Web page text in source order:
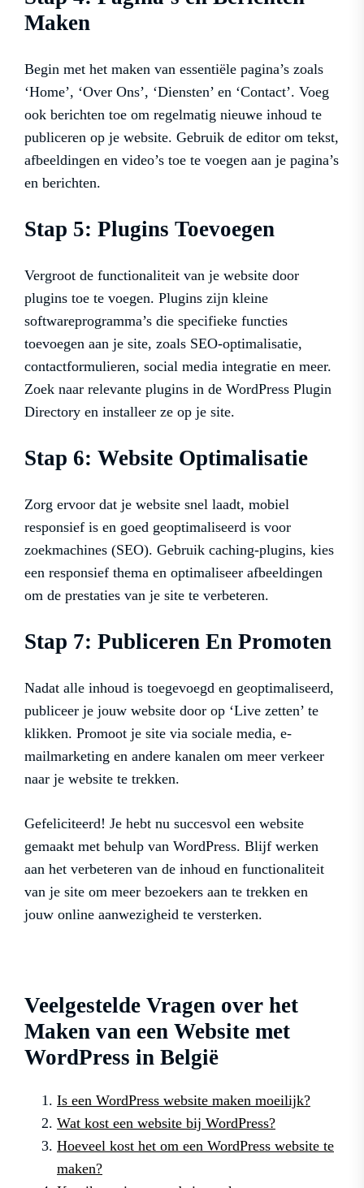
Maken
Begin met het maken van essentiële pagina’s zoals
‘Home’, ‘Over Ons’, ‘Diensten’ en ‘Contact’. Voeg
ook berichten toe om regelmatig nieuwe inhoud te
publiceren op je website. Gebruik de editor om tekst,
afbeeldingen en video’s toe te voegen aan je pagina’s
en berichten.
Stap 5: Plugins Toevoegen
Vergroot de functionaliteit van je website door
plugins toe te voegen. Plugins zijn kleine
softwareprogramma’s die specifieke functies
toevoegen aan je site, zoals SEO-optimalisatie,
contactformulieren, social media integratie en meer.
Zoek naar relevante plugins in de WordPress Plugin
Directory en installeer ze op je site.
Stap 6: Website Optimalisatie
Zorg ervoor dat je website snel laadt, mobiel
responsief is en goed geoptimaliseerd is voor
zoekmachines (SEO). Gebruik caching-plugins, kies
een responsief thema en optimaliseer afbeeldingen
om de prestaties van je site te verbeteren.
Stap 7: Publiceren En Promoten
Nadat alle inhoud is toegevoegd en geoptimaliseerd,
publiceer je jouw website door op ‘Live zetten’ te
klikken. Promoot je site via sociale media, e-
mailmarketing en andere kanalen om meer verkeer
naar je website te trekken.
Gefeliciteerd! Je hebt nu succesvol een website
gemaakt met behulp van WordPress. Blijf werken
aan het verbeteren van de inhoud en functionaliteit
van je site om meer bezoekers aan te trekken en
jouw online aanwezigheid te versterken.
Veelgestelde Vragen over het
Maken van een Website met
WordPress in België
Is een WordPress website maken moeilijk?
Wat kost een website bij WordPress?
Hoeveel kost het om een WordPress website te
maken?